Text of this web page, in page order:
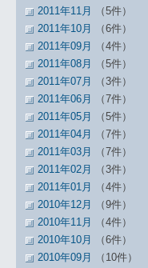
2011年11月
（5件）
2011年10月
（6件）
2011年09月
（4件）
2011年08月
（5件）
2011年07月
（3件）
2011年06月
（7件）
2011年05月
（5件）
2011年04月
（7件）
2011年03月
（7件）
2011年02月
（3件）
2011年01月
（4件）
2010年12月
（9件）
2010年11月
（4件）
2010年10月
（6件）
2010年09月
（10件）